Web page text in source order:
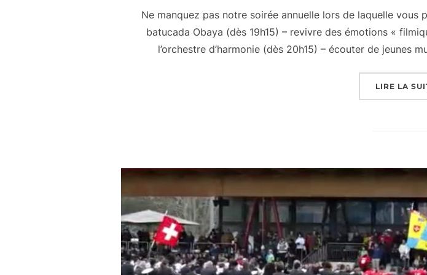
Ne manquez pas notre soirée annuelle lors de laquelle
batucada Obaya (dès 19h15) – revivre des émotions «
l’orchestre d’harmonie (dès 20h15) – écouter de jeunes
LIRE LA